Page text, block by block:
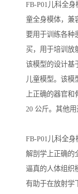
FB-P01儿科全
童全身模体，兼
要用于训练各种
买，用于培训放
该模型的设计基
儿童模型。该模
上正确的器官
20 公斤。其他
FB-P01儿科全身
解剖学上正确的
逼真的人体组织
有助于在放射学